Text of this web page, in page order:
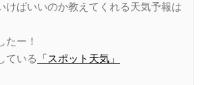
けばいいのか教えてくれる天気予報は
たー！
ている
「スポット天気」